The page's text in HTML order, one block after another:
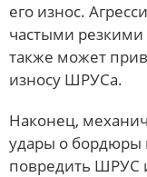
его износ.
частыми
также может
износу ШРУСа.
Наконец,
удары о бордюры
повредить ШРУС